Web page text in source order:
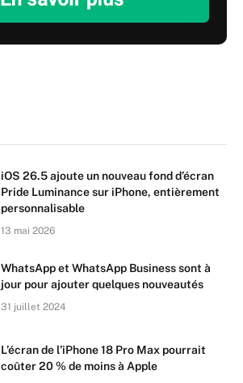
iOS 26.5 ajoute un nouveau fond d’écran
Pride Luminance sur iPhone, entièrement
personnalisable
13 mai 2026
WhatsApp et WhatsApp Business sont à
jour pour ajouter quelques nouveautés
31 juillet 2024
L’écran de l’iPhone 18 Pro Max pourrait
coûter 20 % de moins à Apple